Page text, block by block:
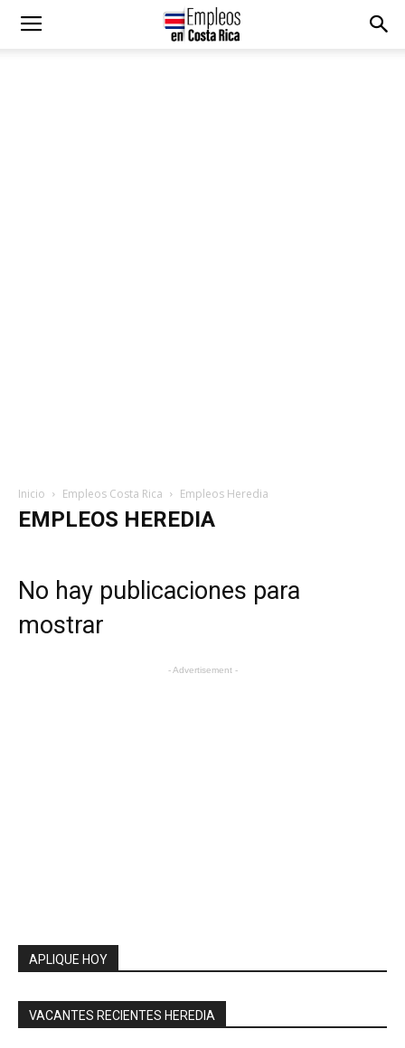
Inicio Empleos Costa Rica Empleos Heredia
EMPLEOS HEREDIA
No hay publicaciones para
mostrar
- Advertisement -
APLIQUE HOY
VACANTES RECIENTES HEREDIA